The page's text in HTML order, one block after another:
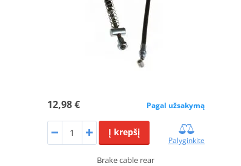
12,98 € Pagal užsakymą
Į krepšį
Palyginkite
Brake cable rear